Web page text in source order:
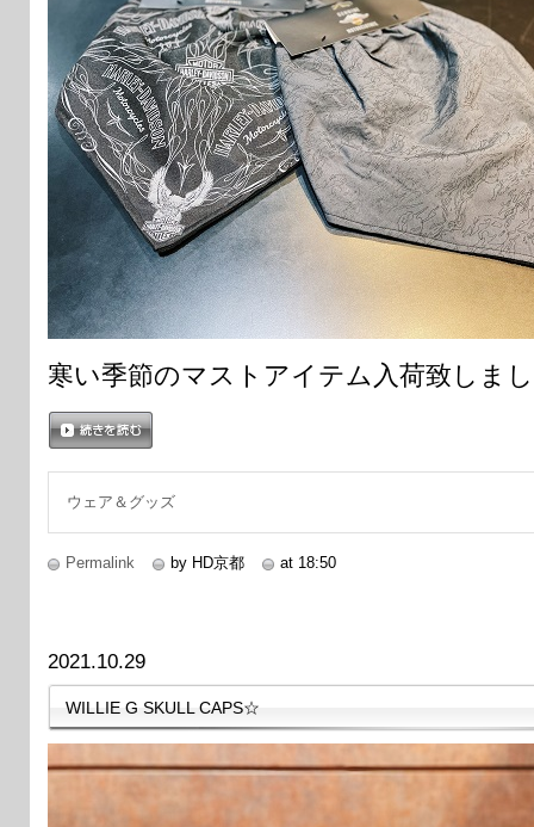
寒い季節のマストアイテム入荷致しま
ウェア＆グッズ
Permalink by HD京都 at 18:50
2021.10.29
WILLIE G SKULL CAPS☆